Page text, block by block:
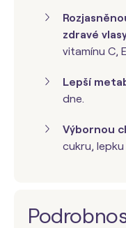
zdravé
vitamínu C,
Lepší
dne.
Výbornou
cukru,